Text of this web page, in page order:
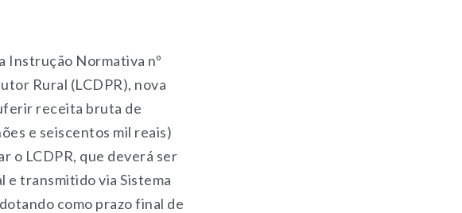
Instrução Normativa nº
Rural (LCDPR), nova
receita bruta de
e seiscentos mil reais)
o LCDPR, que deverá ser
transmitido via Sistema
como prazo final de